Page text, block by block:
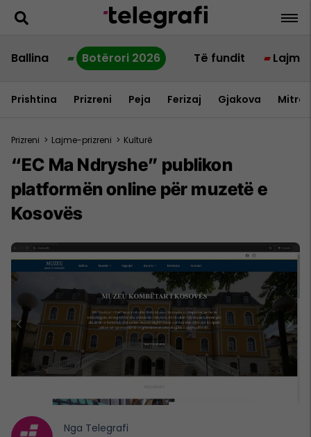
Ballina Botërori 2026 Të fundit Lajme
Prishtina Prizreni Peja Ferizaj Gjakova
Prizreni > Lajme-prizreni > Kulturë
“EC Ma Ndryshe” publikon
platformën online për muzetë e
Kosovës
Nga Telegrafi